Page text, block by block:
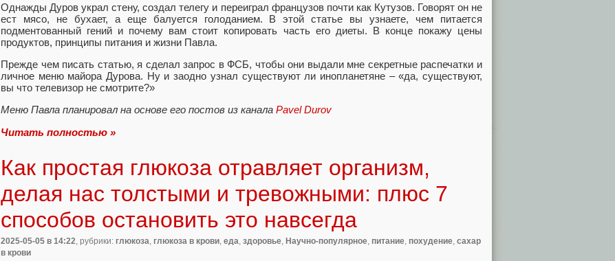
Однажды Дуров украл стену, создал телегу и переиграл французов почти как Кутузов. Говорят он не
ест мясо, не бухает, а еще балуется голоданием. В этой статье вы узнаете, чем питается
подментованный гений и почему вам стоит копировать часть его диеты. В конце покажу цены
продуктов, принципы питания и жизни Павла.
Прежде чем писать статью, я сделал запрос в ФСБ, чтобы они выдали мне секретные распечатки и
личное меню майора Дурова. Ну и заодно узнал существуют ли инопланетяне – «да, существуют,
вы что телевизор не смотрите?»
Меню Павла планировал на основе его постов из канала Pavel Durov
Читать полностью »
Как простая глюкоза отравляет организм,
делая нас толстыми и тревожными: плюс 7
способов остановить это навсегда
2025-05-05 в 14:22 , рубрики: глюкоза глюкоза в крови еда здоровье Научно-популярное питание похудение сахар
в крови